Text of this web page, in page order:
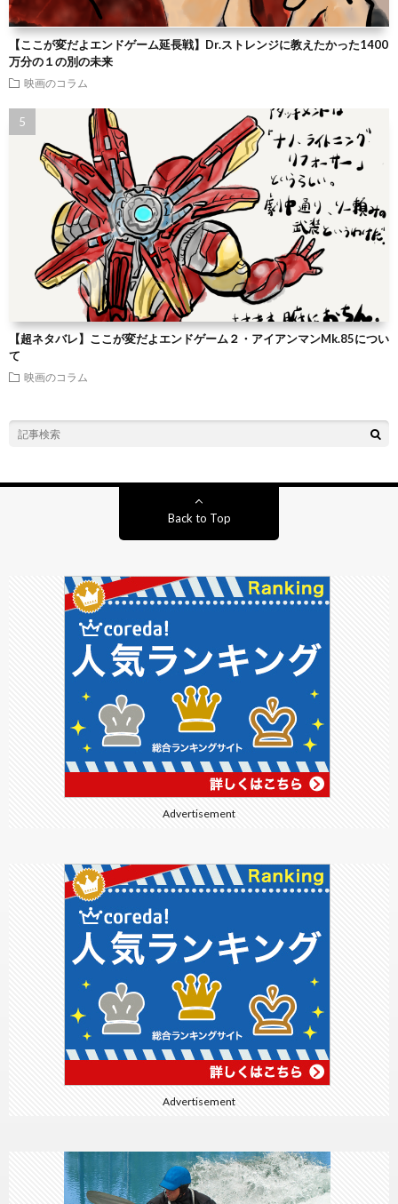
【ここが変だよエンドゲーム延長戦】Dr.ストレンジに教えたかった1400
万分の１の別の未来
映画のコラム
【超ネタバレ】ここが変だよエンドゲーム２・アイアンマンMk.85につい
て
映画のコラム
Back to Top
Advertisement
Advertisement